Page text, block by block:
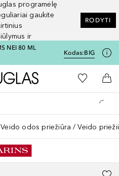
programėlę
gaukite
ir
RODYTI
NEI 80 ML
Kodas:BIG
Į Douglas pagrindinį
Į mano
Į
Veido odos priežiūra Veido